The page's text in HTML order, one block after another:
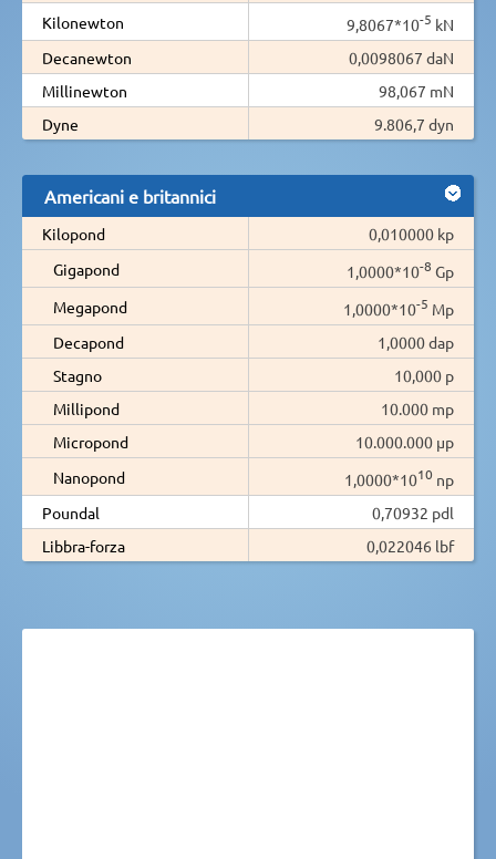
Kilonewton
9,8067*10-5 kN
Decanewton
0,0098067 daN
Millinewton
98,067 mN
Dyne
9.806,7 dyn
Americani e britannici
Kilopond
0,010000 kp
Gigapond
1,0000*10-8 Gp
Megapond
1,0000*10-5 Mp
Decapond
1,0000 dap
Stagno
10,000 p
Millipond
10.000 mp
Micropond
10.000.000 µp
Nanopond
1,0000*1010 np
Poundal
0,70932 pdl
Libbra-forza
0,022046 lbf